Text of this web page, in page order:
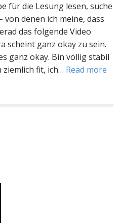
für die Lesung lesen, suche
denen ich meine, dass
das folgende Video
scheint ganz okay zu sein.
ganz okay. Bin völlig stabil
ziemlich fit, ich… Read more